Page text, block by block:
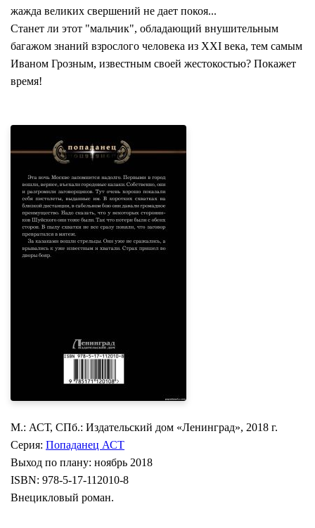
жажда великих свершений не дает покоя...
Станет ли этот "мальчик", обладающий внушительным
багажом знаний взрослого человека из XXI века, тем самым
Иваном Грозным, известным своей жестокостью? Покажет
время!
М.: АСТ, СПб.: Издательский дом «Ленинград», 2018 г.
Серия: Попаданец АСТ
Выход по плану: ноябрь 2018
ISBN: 978-5-17-112010-8
Внецикловый роман.